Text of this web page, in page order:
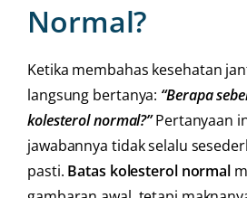
Normal?
Ketika membahas kesehatan
langsung bertanya: “Berapa
kolesterol normal?”Pertanyaan
jawabannya tidak selalu
pasti. Batas kolesterol normal